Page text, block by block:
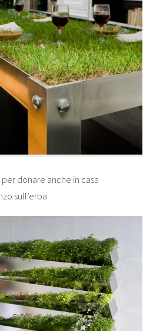
donare anche in casa
sull’erba